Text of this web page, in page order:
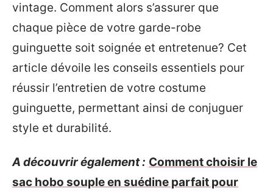
vintage. Comment alors s’assurer que
chaque pièce de votre garde-robe
guinguette soit soignée et entretenue? Cet
article dévoile les conseils essentiels pour
réussir l’entretien de votre costume
guinguette, permettant ainsi de conjuguer
style et durabilité.
A découvrir également : Comment choisir le
sac hobo souple en suédine parfait pour